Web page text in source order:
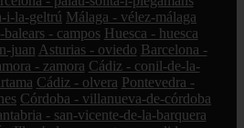
i-la-geltrú Málaga - vélez-málaga
balears - campos Huesca - huesca
juan Asturias - oviedo Barcelona -
- zamora Cádiz - conil-de-la-
Cádiz - olvera Pontevedra -
Córdoba - villanueva-de-córdoba
- san-vicente-de-la-barquera